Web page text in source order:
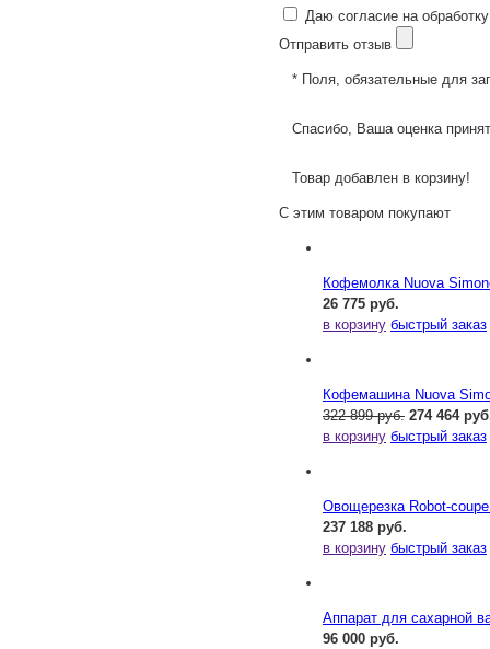
Даю согласие на
Отправить отзыв
* Поля, обязательные для
Спасибо, Ваша оценка
Товар добавлен в корзину!
С этим товаром покупают
Кофемолка Nuova
26 775 руб.
в корзину быстрый заказ
Кофемашина Nuova
322 899 руб. 274 464
в корзину быстрый заказ
Овощерезка Robot-
237 188 руб.
в корзину быстрый заказ
Аппарат для сахарной
96 000 руб.